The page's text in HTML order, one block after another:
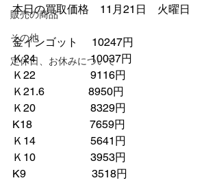
販売の商品
その他
定休日、お休みについて
本日の買取価格　11月21日　火曜日
金インゴット　 10247円
Ｋ24　　　　　10037円
Ｋ22　　　　　9116円
Ｋ21.6　　　　8950円
Ｋ20　　　　　8329円
K18　　　　　 7659円
Ｋ14　　　　　5641円
Ｋ10　　　　　3953円
K9　　　　　　3518円